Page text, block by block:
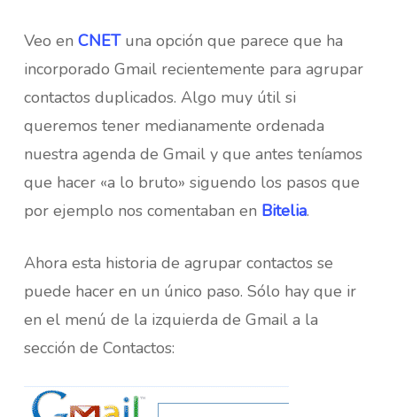
Veo en CNETuna opción que parece que ha
incorporado Gmail recientemente para agrupar
contactos duplicados. Algo muy útil si
queremos tener medianamente ordenada
nuestra agenda de Gmail y que antes teníamos
que hacer «a lo bruto» siguendo los pasos que
por ejemplo nos comentaban en Bitelia.
Ahora esta historia de agrupar contactos se
puede hacer en un único paso. Sólo hay que ir
en el menú de la izquierda de Gmail a la
sección de Contactos: